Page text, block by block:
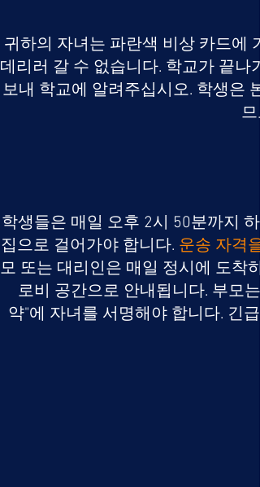
귀하의 자녀는 파란색 비상 카드에
데리러 갈 수 없습니다. 학교가 끝
보내 학교에 알려주십시오. 학생은
학생들은 매일 오후 2시 50분까지
집으로 걸어가야 합니다. 운송 자격
모 또는 대리인은 매일 정시에 도착
로비 공간으로 안내됩니다. 부모
약"에 자녀를 서명해야 합니다. 긴